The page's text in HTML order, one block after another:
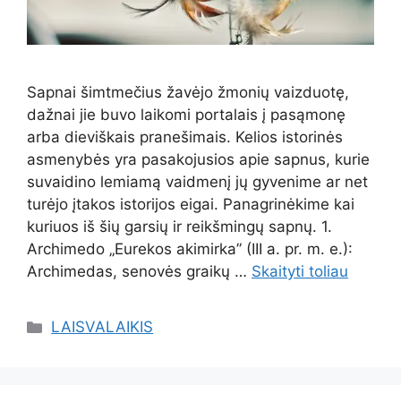
Sapnai šimtmečius žavėjo žmonių vaizduotę,
dažnai jie buvo laikomi portalais į pasąmonę
arba dieviškais pranešimais. Kelios istorinės
asmenybės yra pasakojusios apie sapnus, kurie
suvaidino lemiamą vaidmenį jų gyvenime ar net
turėjo įtakos istorijos eigai. Panagrinėkime kai
kuriuos iš šių garsių ir reikšmingų sapnų. 1.
Archimedo „Eurekos akimirka” (III a. pr. m. e.):
Archimedas, senovės graikų … Skaityti toliau
Kategorijos
LAISVALAIKIS